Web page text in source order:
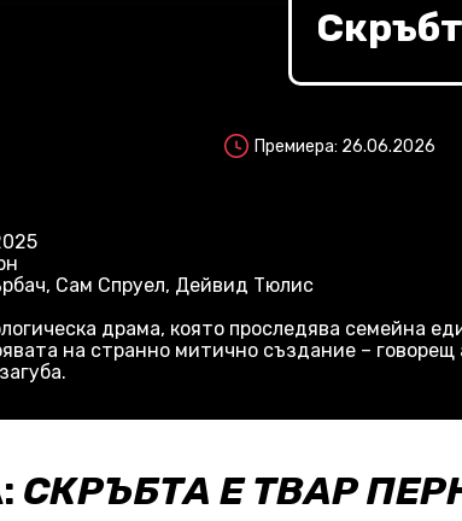
Премиера: 26.06.2026
Сам Спруел, Дейвид Тюлис
драма, която проследява семейна
на странно митично създание –
СКРЪБТА Е ТВАР